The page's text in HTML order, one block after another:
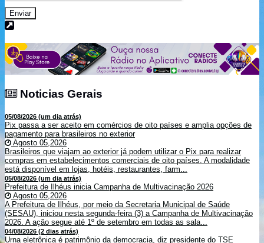
Enviar
Noticias Gerais
05/08/2026 (um dia atrás)
Pix passa a ser aceito em comércios de oito países e amplia opções de
pagamento para brasileiros no exterior
Agosto 05,2026
Brasileiros que viajam ao exterior já podem utilizar o Pix para realizar
compras em estabelecimentos comerciais de oito países. A modalidade
está disponível em lojas, hotéis, restaurantes, farm...
05/08/2026 (um dia atrás)
Prefeitura de Ilhéus inicia Campanha de Multivacinação 2026
Agosto 05,2026
A Prefeitura de Ilhéus, por meio da Secretaria Municipal de Saúde
(SESAU), iniciou nesta segunda-feira (3) a Campanha de Multivacinação
2026. A ação segue até 1º de setembro em todas as sala...
04/08/2026 (2 dias atrás)
Urna eletrônica é patrimônio da democracia, diz presidente do TSE